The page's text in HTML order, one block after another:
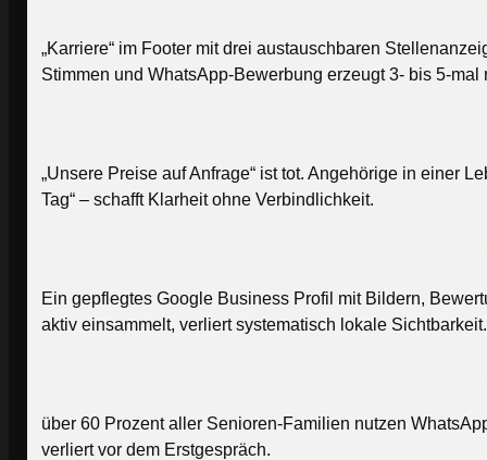
„Karriere“ im Footer mit drei austauschbaren
Stimmen und WhatsApp-Bewerbung erzeugt 3- bis 5-mal
„Unsere Preise auf Anfrage“ ist tot. Angehörige in einer
Tag“ – schafft Klarheit ohne Verbindlichkeit.
Ein gepflegtes Google Business Profil mit Bildern,
aktiv einsammelt, verliert systematisch lokale Sichtbarkeit.
über 60 Prozent aller Senioren-Familien nutzen
verliert vor dem Erstgespräch.